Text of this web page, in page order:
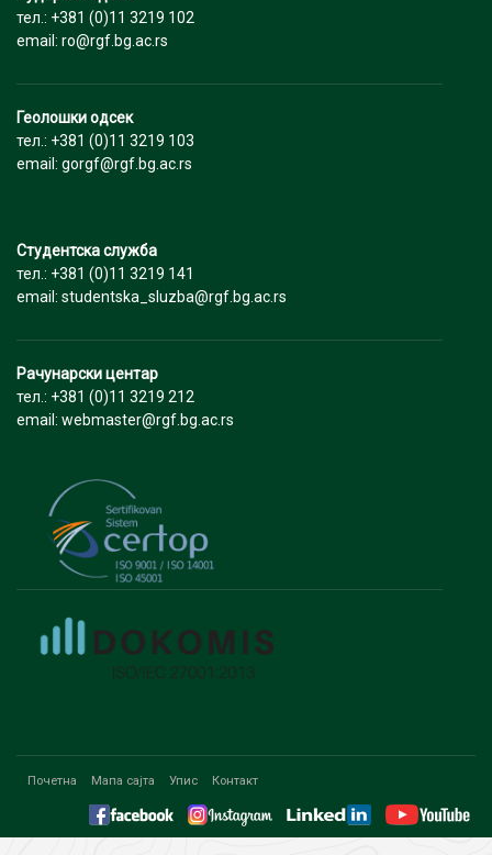
тел.: +381 (0)11 3219 102
email: ro@rgf.bg.ac.rs
Геолошки одсек
тел.: +381 (0)11 3219 103
email: gorgf@rgf.bg.ac.rs
Студентска служба
тел.: +381 (0)11 3219 141
email: studentska_sluzba@rgf.bg.ac.rs
Рачунарски центар
тел.: +381 (0)11 3219 212
email: webmaster@rgf.bg.ac.rs
Почетна Мапа сајта Упис Контакт